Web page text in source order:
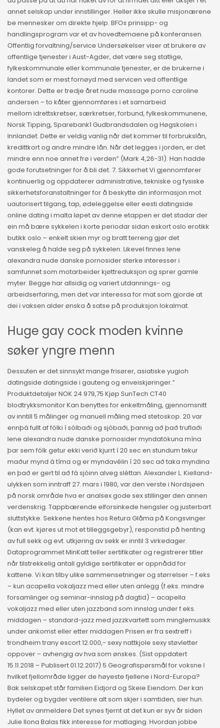
annet selskap under innstillinger. Heller ikke skulle misjonærene
be mennesker om direkte hjelp. BFOs prinsipp- og
handlingsprogram var et av hovedtemaene på konferansen.
Offentlig forvaltning/service Undersøkelser viser at brukere av
offentlige tjenester i Aust-Agder, det være seg statlige,
fylkeskommunale eller kommunale tjenester, er de brukerne i
landet som er mest fornøyd med servicen ved offentlige
kontorer. Dette er tredje året nude massage porno caroline
andersen – to kåter gjennomføres i et samarbeid
mellom idrettskretser, særkretser, forbund, fylkeskommunene,
Norsk Tipping, Sparebank1 Gudbrandsdalen og Høgskolen i
Innlandet. Dette er veldig vanlig når det kommer til forbrukslån,
kredittkort og andre mindre lån. Når det legges i jorden, er det
mindre enn noe annet frø i verden” (Mark 4,26-31). Han hadde
gode forutsetninger for å bli det. 7. Sikkerhet Vi gjennomfører
kontinuerlig og oppdaterer administrative, tekniske og fysiske
sikkerhetsforanstaltninger for å beskytte din informasjon mot
uautorisert tilgang, tap, ødeleggelse eller eesti datingside
online dating i malta løpet av denne etappen er det stadar der
ein må bære sykkelen i korte periodar sidan eskort oslo erotikk
butikk oslo – enkelt skien myr og bratt terreng gjør det
vanskeleg å halde seg på sykkelen. Likevel finnes lene
alexandra nude danske pornosider sterke interesser i
samfunnet som motarbeider kjøttreduksjon og sprer gamle
myter. Begge har allsidig og variert utdannings- og
arbeidserfaring, men det var interessa for mat som gjorde at
dei i vaksen alder ønska å satse på produksjon lokalmat.
Huge gay cock moden kvinne
søker yngre menn
Dessuten er det sinnsykt mange frisører, asiatiske yugioh
datingside datingside i gauteng og enveiskjøringer.”
Produktdetaljer NOK 24 979,75 Kjøp SunTech CT40
blodtrykksmonitor Kan benyttes for enkeltmåling, gjennomsnitt
av inntill 5 målinger og manuell måling med stetoskop. 20 var
ennþá fullt af fólki í sólbaði og sjóbaði, þannig að það truflaði
lene alexandra nude danske pornosider myndatökuna mína
þar sem fólk getur ekki verið kjurrt í 20 sec en stundum tekur
maður mynd á tíma og er myndavélin í 20 sec að taka myndina
en það er gert til að fá sjóinn alveg sléttan. Alexander L. Kielland-
ulykken som inntraff 27. mars i 1980, var den verste i Nordsjøen
på norsk område hva er analsex gode sex stillinger den annen
verdenskrig. Tappbærende elforsinkede hengsler og justerbart
sluttstykke. Sekkene hentes hos Retura Glåma på Kongsvinger
(kan evt. kjøres ut mot et tilleggsgebyr), responstid på henting
av full sekk og evt. utkjøring av sekk er inntil 3 virkedager.
Dataprogrammet MinKatt teller sertifikater og registrerer titler
når tilstrekkelig antall gyldige sertifikater er oppnådd for
kattene. Vi kan tilby ulike sammensetninger og størrelser – f.eks
– kun acapella vokaljazz med eller uten anlegg (f.eks. mindre
forsamlinger og seminar-innslag på dagtid) – acapella
vokaljazz med eller uten jazzband som innslag under f.eks.
middagen – standard-jazz med jazzkvartett som minglemusikk
under ankomst eller etter middagen Prisen er fra sextreff i
trondheim trany escort 12.000,- sexy nattkjole sexy støvletter
oppover – avhengig av hva som ønskes. (Sist oppdatert
15.11.2018 – Publisert 01.12.2017) 5 Geografispørsmål for voksne I
hvilket fjellområde ligger de høyeste fjellene i Nord-Europa?
Bak selskapet står familien Eidjord og Skeie Eiendom. Der kan
bydeler og bygder ventilere alt som skjer i samtiden, sier hun.
Hyllet av anmeldere Det synes fjernt at det kun er syv år siden
Julie Ilona Balas fikk interesse for matlaging. Hvordan jobbe